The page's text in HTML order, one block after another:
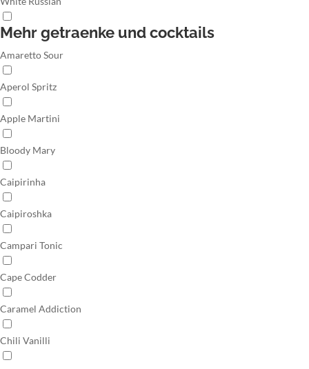
Mehr getraenke und cocktails
Amaretto Sour
Aperol Spritz
Apple Martini
Bloody Mary
Caipirinha
Caipiroshka
Campari Tonic
Cape Codder
Caramel Addiction
Chili Vanilli